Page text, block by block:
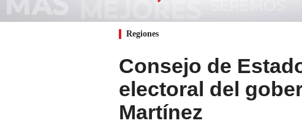
Regiones
Consejo de
electoral del
Martínez